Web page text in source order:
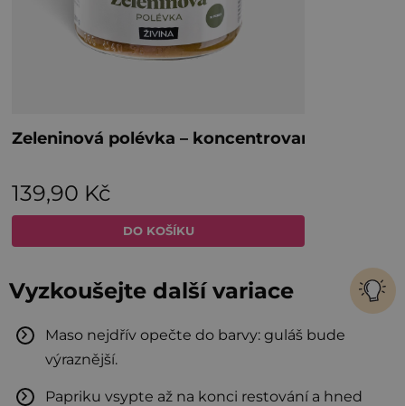
Vyzkoušejte další variace
Maso nejdřív opečte do barvy: guláš bude
výraznější.
Papriku vsypte až na konci restování a hned